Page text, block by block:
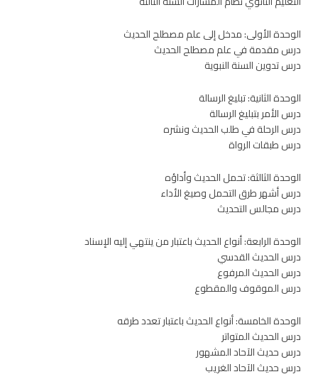
الوحدة الأولى: مدخل إلى علم مصطلح الحديث
درس مقدمة في علم مصطلح الحديث
درس تدوين السنة النبوية
الوحدة الثانية: تبليغ الرسالة
درس الأمر بتبليغ الرسالة
درس الرحلة في طلب الحديث ونشره
درس طبقات الرواة
الوحدة الثالثة: تحمل الحديث وأداؤه
درس أشهر طرق التحمل وصيغ الأداء
درس مجالس التحديث
الوحدة الرابعة: أنواع الحديث باعتبار من ينتهي إليه الإسناد
درس الحديث القدسي
درس الحديث المرفوع
درس الموقوف والمقطوع
الوحدة الخامسة: أنواع الحديث باعتبار تعدد طرقه
درس الحديث المتواتر
درس حديث الآحاد المشهور
درس حديث الآحاد الغريب